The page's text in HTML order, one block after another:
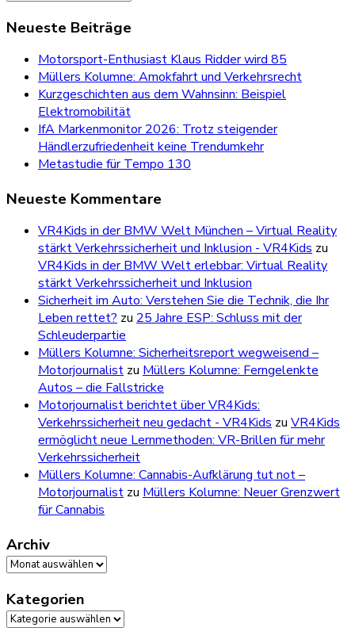
Neueste Beiträge
Motorsport-Enthusiast Klaus Ridder wird 85
Müllers Kolumne: Amokfahrt und Verkehrsrecht
Kurzgeschichten aus dem Wahnsinn: Beispiel
Elektromobilität
IfA Markenmonitor 2026: Trotz steigender
Händlerzufriedenheit keine Trendumkehr
Metastudie für Tempo 130
Neueste Kommentare
VR4Kids in der BMW Welt München – Virtual Reality
stärkt Verkehrssicherheit und Inklusion - VR4Kids zu
VR4Kids in der BMW Welt erlebbar: Virtual Reality
stärkt Verkehrssicherheit und Inklusion
Sicherheit im Auto: Verstehen Sie die Technik, die Ihr
Leben rettet? zu 25 Jahre ESP: Schluss mit der
Schleuderpartie
Müllers Kolumne: Sicherheitsreport wegweisend –
Motorjournalist zu Müllers Kolumne: Ferngelenkte
Autos – die Fallstricke
Motorjournalist berichtet über VR4Kids:
Verkehrssicherheit neu gedacht - VR4Kids zu VR4Kids
ermöglicht neue Lernmethoden: VR-Brillen für mehr
Verkehrssicherheit
Müllers Kolumne: Cannabis-Aufklärung tut not –
Motorjournalist zu Müllers Kolumne: Neuer Grenzwert
für Cannabis
Archiv
Archiv
Kategorien
Kategorien